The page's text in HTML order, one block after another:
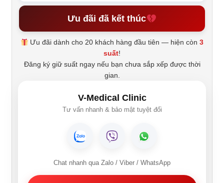
Ưu đãi đã kết thúc
Ưu đãi dành cho 20 khách hàng đầu tiên — hiện còn3
suất!
Đăng ký giữ suất ngay nếu bạn chưa sắp xếp được thời
gian.
V-Medical Clinic
Tư vấn nhanh & bảo mật tuyệt đối
Chat nhanh qua Zalo / Viber / WhatsApp